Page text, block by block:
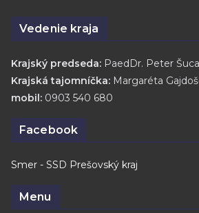
Vedenie kraja
Krajský predseda: PaedDr. Peter Šuca
Krajská tajomníčka: Margaréta
mobil: 0903 540 680
Facebook
Smer - SSD Prešovský kraj
Menu